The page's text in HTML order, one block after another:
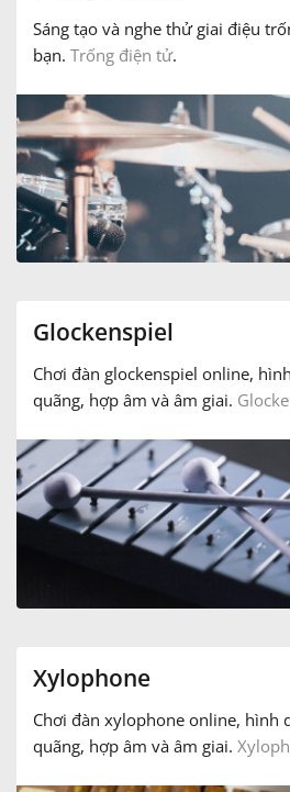
Sáng tạo và nghe thử giai điệu
bạn. Trống điện tử.
Glockenspiel
Chơi đàn glockenspiel online,
quãng, hợp âm và âm giai.
Xylophone
Chơi đàn xylophone online, hình
quãng, hợp âm và âm giai.